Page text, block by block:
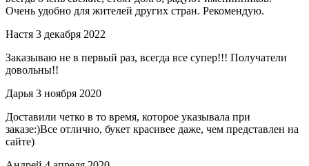
Очень удобно для жителей других стран. Рекомендую.
Настя 3 декабря 2022
Заказываю не в первый раз, всегда все супер!!! Получатели
довольны!!
Дарья 3 ноября 2020
Доставили четко в то время, которое указывала при
заказе:)Все отлично, букет красивее даже, чем представлен на
сайте)